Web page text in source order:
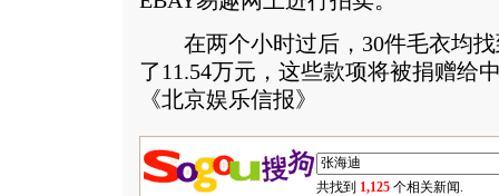
在两个小时过后，30件毛衣均找
了11.54万元，这些款项将被捐赠给
《北京娱乐信报》
共找到 1,125 个相关新闻.